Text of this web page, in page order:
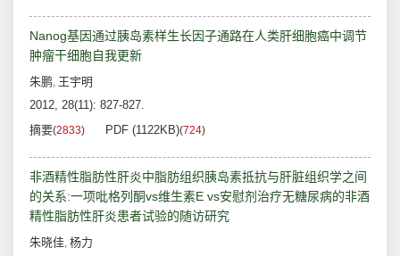
Nanog基因通过胰岛素样生长因子通路在人类肝细胞癌中调节
肿瘤干细胞自我更新
朱鹏, 王宇明
2012, 28(11): 827-827.
摘要(2833) PDF (1122KB)(724)
非酒精性脂肪性肝炎中脂肪组织胰岛素抵抗与肝脏组织学之间
的关系:一项吡格列酮vs维生素E vs安慰剂治疗无糖尿病的非酒
精性脂肪性肝炎患者试验的随访研究
朱晓佳, 杨力